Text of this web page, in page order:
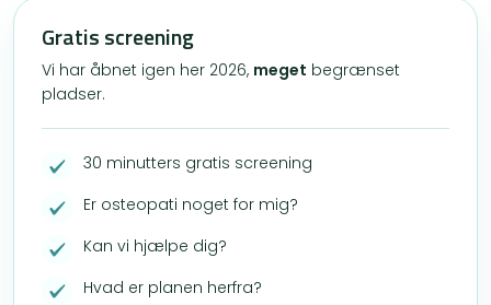
Gratis screening
Vi har åbnet igen her 2026, meget begrænset
pladser.
30 minutters gratis screening
Er osteopati noget for mig?
Kan vi hjælpe dig?
Hvad er planen herfra?